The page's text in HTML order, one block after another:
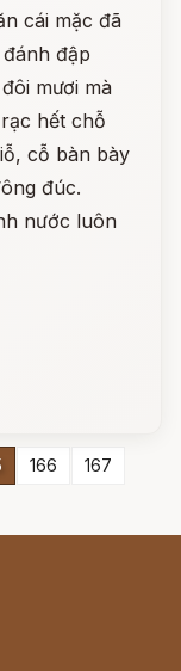
cái mặc đã
đập
mươi mà
hết chỗ
cỗ bàn bày
đúc.
nước luôn
166
167